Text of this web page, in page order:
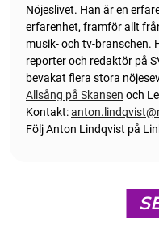
Nöjeslivet. Han är en
erfarenhet, framför allt
musik- och tv-branschen.
reporter och redaktör på
bevakat flera stora
Allsång på Skansen och
Kontakt:
Följ Anton Lindqvist på